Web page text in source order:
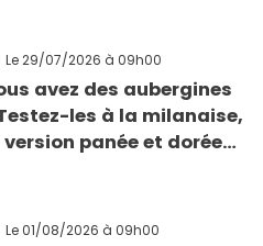
Le 29/07/2026 à 09h00
avez des aubergines
les à la milanaise,
version panée et dorée
Le 01/08/2026 à 09h00